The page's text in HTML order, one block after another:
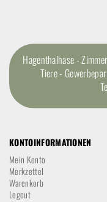
Hagenthalhase -
Tiere -
KONTOINFORMATIONEN
Mein Konto
Merkzettel
Warenkorb
Logout